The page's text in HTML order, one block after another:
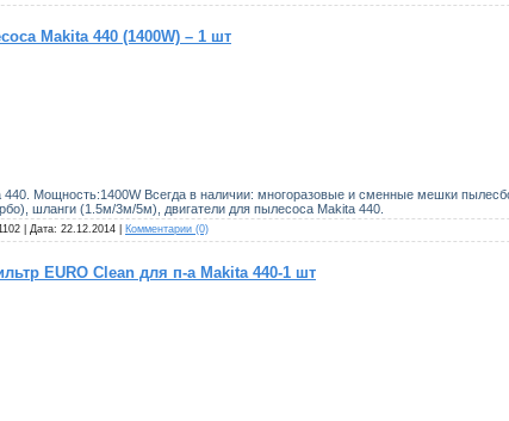
Makita 440 (1400W) – 1 шт
440. Мощность:1400W Всегда в наличии: многоразовые и сменные мешки
шланги (1.5м/3м/5м), двигатели для пылесоса Makita 440.
| Дата: 22.12.2014 Комментарии (0)
EURO Clean для п-а Makita 440-1 шт